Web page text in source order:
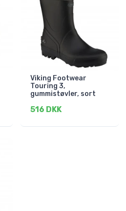
Viking Footwear
Touring 3,
gummistøvler, sort
516 DKK